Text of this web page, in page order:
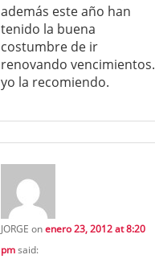
además este año han
tenido la buena
costumbre de ir
renovando vencimientos.
yo la recomiendo.
JORGE onenero 23, 2012 at 8:20
pmsaid: